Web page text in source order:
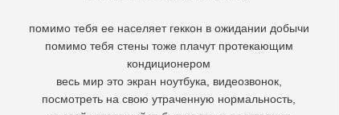
помимо тебя ее населяет геккон в ожидании добычи
помимо тебя стены тоже плачут протекающим
кондиционером
весь мир это экран ноутбука, видеозвонок,
посмотреть на свою утраченную нормальность,